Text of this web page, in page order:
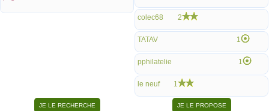
colec68 2
TATAV 1
pphilatelie 1
le neuf 1